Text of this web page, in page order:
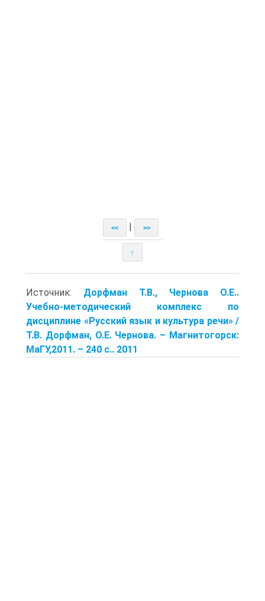
<< >>
↑
Источник: Дорфман Т.В., Чернова О.Е..
Учебно-методический комплекс по
дисциплине «Русский язык и культура речи» /
Т.В. Дорфман, О.Е. Чернова. – Магнитогорск:
МаГУ,2011. – 240 с.. 2011